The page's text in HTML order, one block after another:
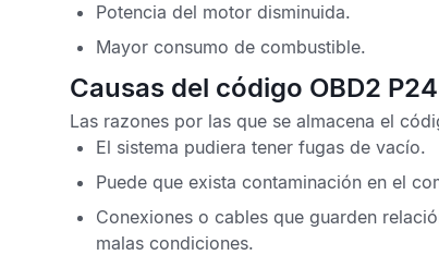
Potencia del motor disminuida.
Mayor consumo de combustible.
Causas del código OBD2
Las razones por las que se almacena el
El sistema pudiera tener fugas de vacío.
Puede que exista contaminación en el
Conexiones o cables que guarden
malas condiciones.